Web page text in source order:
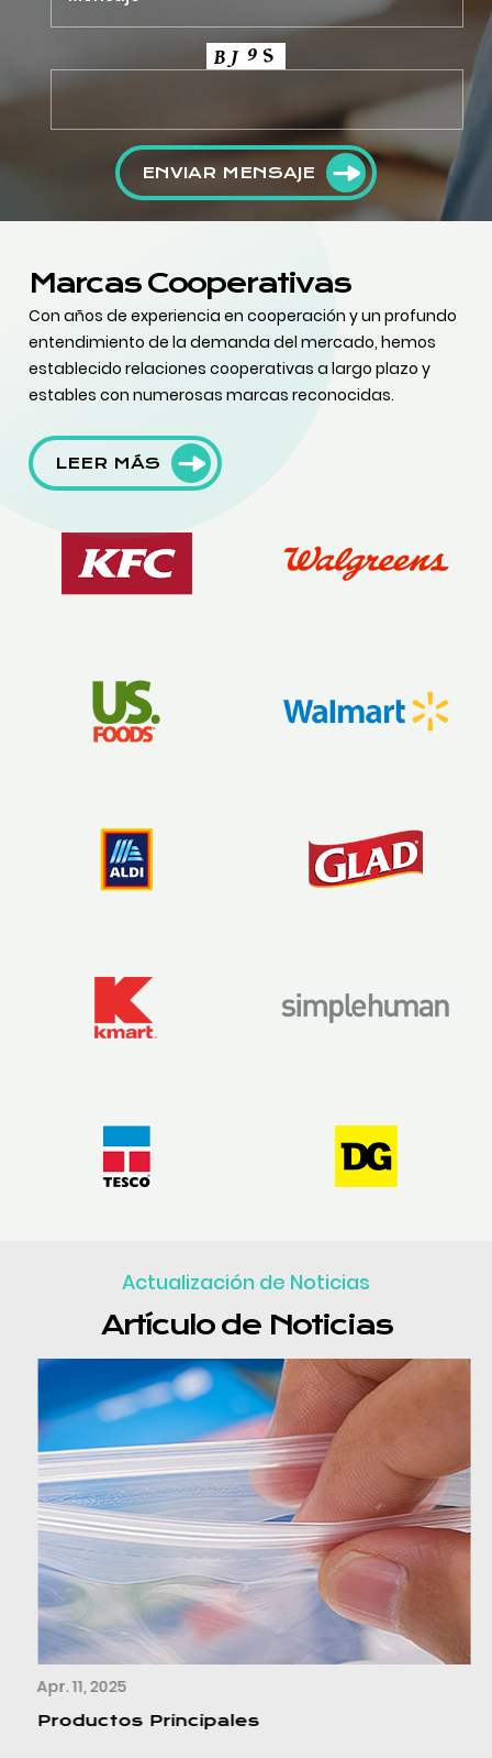
ENVIAR MENSAJE
Marcas Cooperativas
Con años de experiencia en cooperación y un profundo
entendimiento de la demanda del mercado, hemos
establecido relaciones cooperativas a largo plazo y
estables con numerosas marcas reconocidas.
LEER MÁS
Actualización de Noticias
Artículo de Noticias
Apr. 11, 2025
Productos Principales